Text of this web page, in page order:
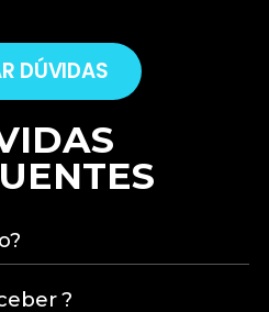
DÚVIDAS
?